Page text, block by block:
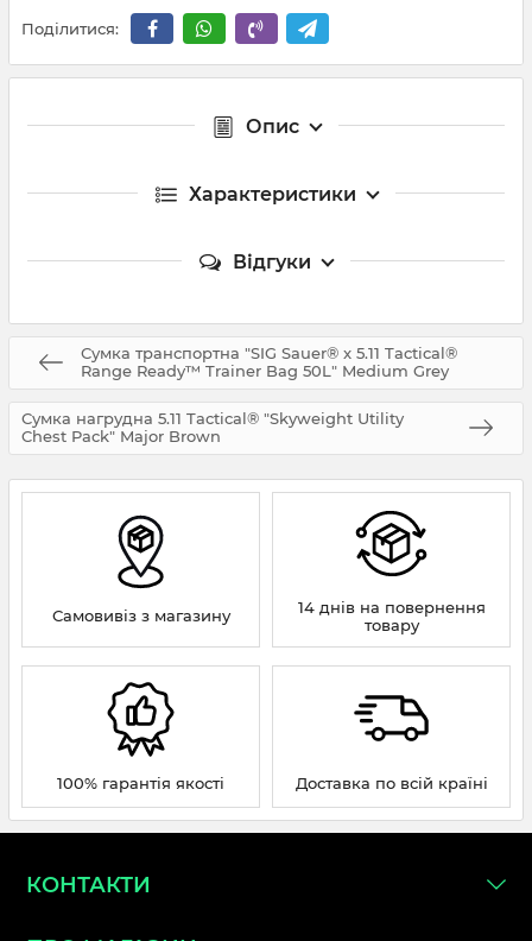
Поділитися:
Опис
Характеристики
Відгуки
Сумка транспортна "SIG Sauer® x 5.11 Tactical®
Range Ready™ Trainer Bag 50L" Medium Grey
Сумка нагрудна 5.11 Tactical® "Skyweight Utility
Chest Pack" Major Brown
Самовивіз з магазину
14 днів на повернення
товару
100% гарантія якості Доставка по всій країні
КОНТАКТИ